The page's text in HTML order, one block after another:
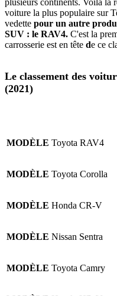
voiture la plus populaire sur
vedette pour un autre
SUV : le RAV4. C'est la
carrosserie est en tête de ce
Le classement des
(2021)
MODÈLE Toyota RAV4
MODÈLE Toyota Corolla
MODÈLE Honda CR-V
MODÈLE Nissan Sentra
MODÈLE Toyota Camry